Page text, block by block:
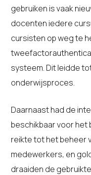
gebruiken is vaak
docenten iedere
cursisten op weg te
systeem. Dit leidde
onderwijsproces.
Daarnaast had de
beschikbaar voor het
reikte tot het beheer
medewerkers, en
draaiden de